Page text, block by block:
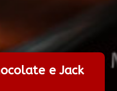
e Jack